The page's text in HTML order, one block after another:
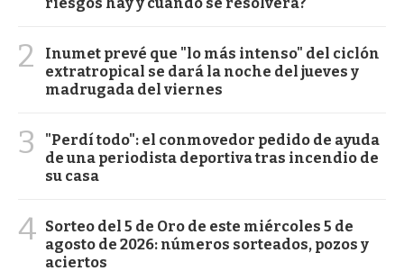
2
Inumet prevé que "lo más intenso" del ciclón
extratropical se dará la noche del jueves y
madrugada del viernes
3
"Perdí todo": el conmovedor pedido de ayuda
de una periodista deportiva tras incendio de
su casa
4 Sorteo del 5 de Oro de este miércoles 5 de
agosto de 2026: números sorteados, pozos y
aciertos